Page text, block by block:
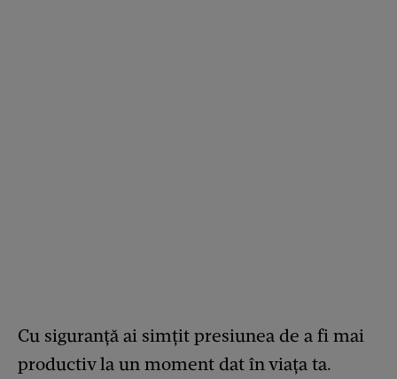
Cu siguranță ai simțit presiunea de a fi mai
productiv la un moment dat în viața ta.